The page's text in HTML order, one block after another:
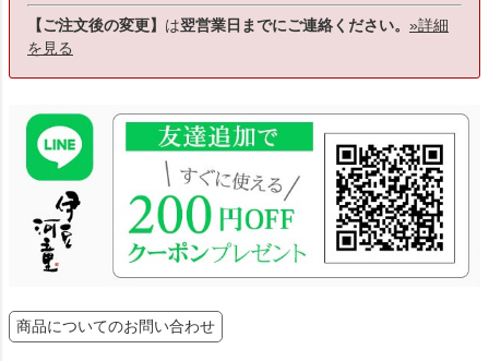
【ご注文後の変更】 は翌営業日までにご連絡ください。 »詳細
を見る
商品についてのお問い合わせ